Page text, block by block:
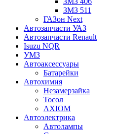
ЗМЗ 511
ГАЗон Next
Автозапчасти УАЗ
Автозапчасти Renault
Isuzu NQR
УМЗ
Автоаксессуары
Батарейки
Автохимия
Незамерзайка
Тосол
AXIOM
Автоэлектрика
Автолампы